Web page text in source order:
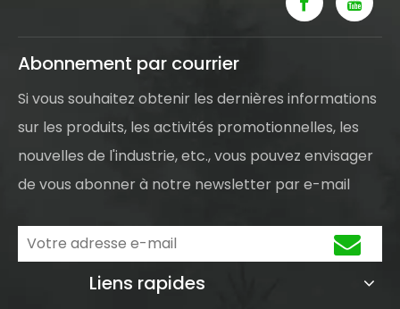
Abonnement par courrier
Si vous souhaitez obtenir les dernières informations
sur les produits, les activités promotionnelles, les
nouvelles de l'industrie, etc., vous pouvez envisager
de vous abonner à notre newsletter par e-mail
Liens rapides